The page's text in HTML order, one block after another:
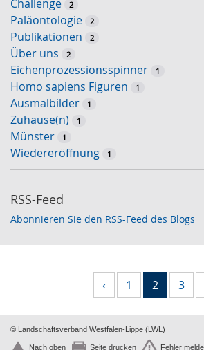
Challenge 2
Paläontologie 2
Publikationen 2
Über uns 2
Eichenprozessionsspinner 1
Homo sapiens Figuren 1
Ausmalbilder 1
Zuhause(n) 1
Münster 1
Wiedereröffnung 1
RSS-Feed
Abonnieren Sie den RSS-Feed des Blogs
‹ 1 2 3
© Landschaftsverband Westfalen-Lippe (LWL)
Nach oben Seite drucken Fehler